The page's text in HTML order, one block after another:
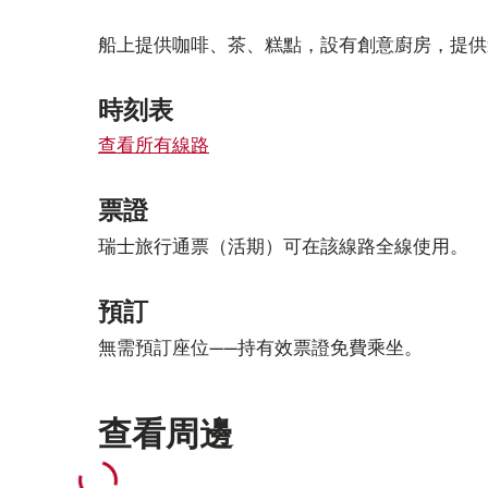
船上提供咖啡、茶、糕點，設有創意廚房，提供
時刻表
查看所有線路
票證
瑞士旅行通票（活期）可在該線路全線使用。
預訂
無需預訂座位——持有效票證免費乘坐。
查看周邊